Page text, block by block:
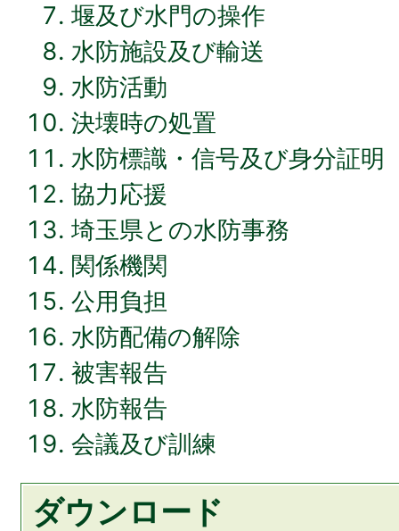
堰及び水門の操作
水防施設及び輸送
水防活動
決壊時の処置
水防標識・信号及び身分証明
協力応援
埼玉県との水防事務
関係機関
公用負担
水防配備の解除
被害報告
水防報告
会議及び訓練
ダウンロード